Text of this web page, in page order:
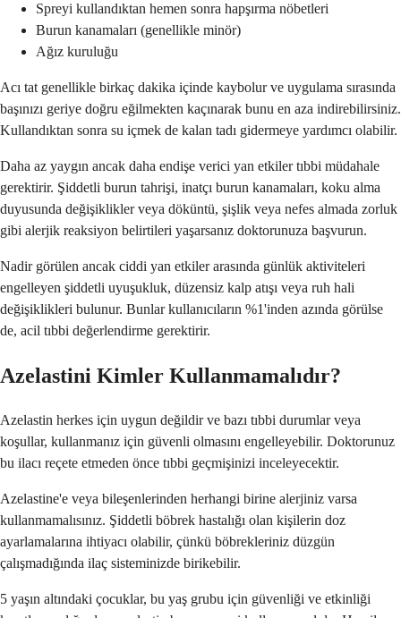
Spreyi kullandıktan hemen sonra hapşırma nöbetleri
Burun kanamaları (genellikle minör)
Ağız kuruluğu
Acı tat genellikle birkaç dakika içinde kaybolur ve uygulama sırasında
başınızı geriye doğru eğilmekten kaçınarak bunu en aza indirebilirsiniz.
Kullandıktan sonra su içmek de kalan tadı gidermeye yardımcı olabilir.
Daha az yaygın ancak daha endişe verici yan etkiler tıbbi müdahale
gerektirir. Şiddetli burun tahrişi, inatçı burun kanamaları, koku alma
duyusunda değişiklikler veya döküntü, şişlik veya nefes almada zorluk
gibi alerjik reaksiyon belirtileri yaşarsanız doktorunuza başvurun.
Nadir görülen ancak ciddi yan etkiler arasında günlük aktiviteleri
engelleyen şiddetli uyuşukluk, düzensiz kalp atışı veya ruh hali
değişiklikleri bulunur. Bunlar kullanıcıların %1'inden azında görülse
de, acil tıbbi değerlendirme gerektirir.
Azelastini Kimler Kullanmamalıdır?
Azelastin herkes için uygun değildir ve bazı tıbbi durumlar veya
koşullar, kullanmanız için güvenli olmasını engelleyebilir. Doktorunuz
bu ilacı reçete etmeden önce tıbbi geçmişinizi inceleyecektir.
Azelastine'e veya bileşenlerinden herhangi birine alerjiniz varsa
kullanmamalısınız. Şiddetli böbrek hastalığı olan kişilerin doz
ayarlamalarına ihtiyacı olabilir, çünkü böbrekleriniz düzgün
çalışmadığında ilaç sisteminizde birikebilir.
5 yaşın altındaki çocuklar, bu yaş grubu için güvenliği ve etkinliği